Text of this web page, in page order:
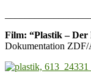
Film: “Plastik – Der
Dokumentation